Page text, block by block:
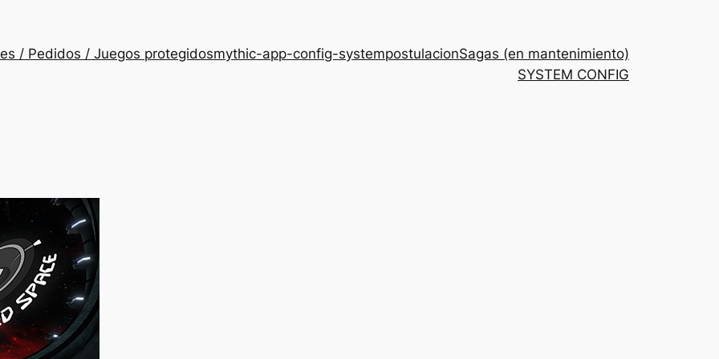
/ Pedidos / Juegos protegidosmythic-app-config-systempostulacionSagas (en mantenimiento)
SYSTEM CONFIG